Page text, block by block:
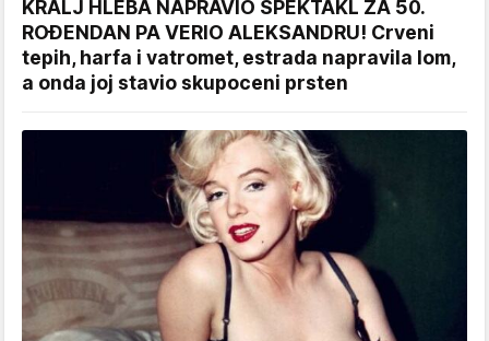
KRALJ HLEBA NAPRAVIO SPEKTAKL ZA 50.
ROĐENDAN PA VERIO ALEKSANDRU! Crveni
tepih, harfa i vatromet, estrada napravila lom,
a onda joj stavio skupoceni prsten